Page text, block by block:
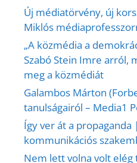
Új médiatörvény, új
Miklós
„A közmédia a
Szabó Stein Imre arról,
meg a közmédiát
Galambos Márton
tanulságairól – Media1
Így ver át a
kommunikációs
Nem lett volna volt elég